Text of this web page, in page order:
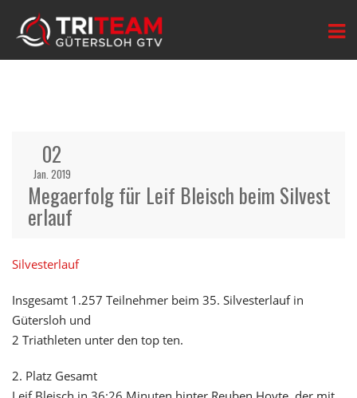
02
Jan. 2019
Megaerfolg für Leif Bleisch beim Silvest
erlauf
Silvesterlauf
Insgesamt 1.257 Teilnehmer beim 35. Silvesterlauf in
Gütersloh und
2 Triathleten unter den top ten.
2. Platz Gesamt